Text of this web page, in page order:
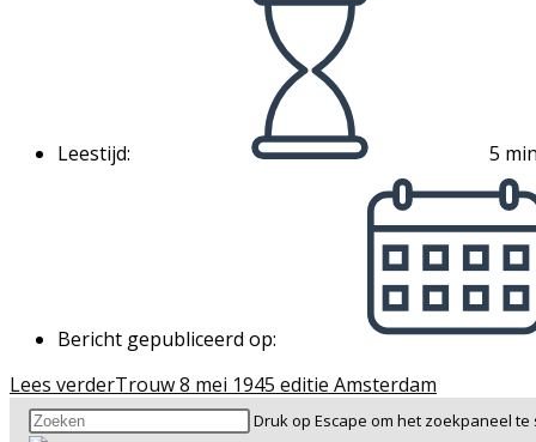
Leestijd: 5
Bericht gepubliceerd op:
Lees verderTrouw 8 mei 1945 editie Amsterdam
Druk op Escape om het zoekpaneel te